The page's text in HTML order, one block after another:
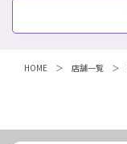
HOME 店舗一覧